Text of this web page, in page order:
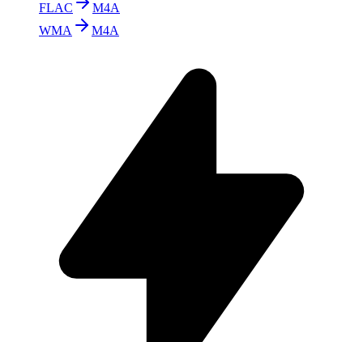
FLAC
M4A
WMA
M4A